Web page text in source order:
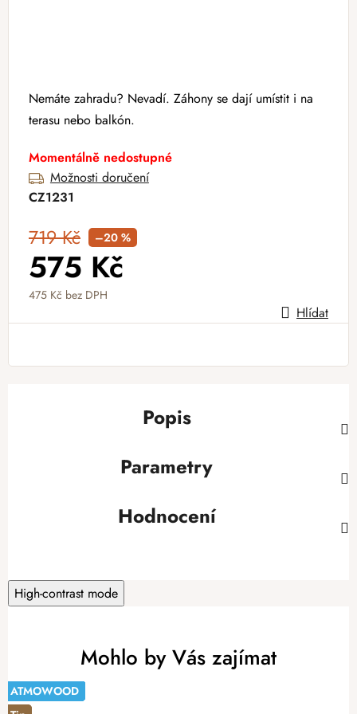
Nemáte zahradu? Nevadí. Záhony se dají umístit i na
terasu nebo balkón.
Momentálně nedostupné
Možnosti doručení
CZ1231
719 Kč –20 %
575 Kč
475 Kč bez DPH
Měrná cena: Hlídat
Popis
Parametry
Hodnocení
High-contrast mode
Mohlo by Vás zajímat
ATMOWOOD
-14%
ATMOWOOD
Tip
ATMOWOOD
ATMOWOOD
ATMOWOOD
ATMOWOOD
ATMOWOOD
ATMOWOOD
ATMOWOOD